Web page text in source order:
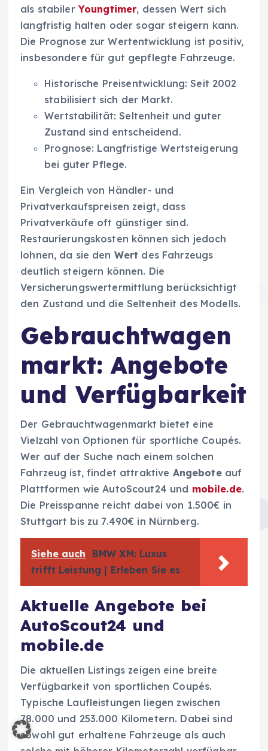
als stabilerYoungtimer, dessen Wert sich
langfristig halten oder sogar steigern kann.
Die Prognose zur Wertentwicklung ist positiv,
insbesondere für gut gepflegte Fahrzeuge.
Historische Preisentwicklung: Seit 2002
stabilisiert sich der Markt.
Wertstabilität: Seltenheit und guter
Zustand sind entscheidend.
Prognose: Langfristige Wertsteigerung
bei guter Pflege.
Ein Vergleich von Händler- und
Privatverkaufspreisen zeigt, dass
Privatverkäufe oft günstiger sind.
Restaurierungskosten können sich jedoch
lohnen, da sie den Wert des Fahrzeugs
deutlich steigern können. Die
Versicherungswertermittlung berücksichtigt
den Zustand und die Seltenheit des Modells.
Gebrauchtwagen
markt: Angebote
und Verfügbarkeit
Der Gebrauchtwagenmarkt bietet eine
Vielzahl von Optionen für sportliche Coupés.
Wer auf der Suche nach einem solchen
Fahrzeug ist, findet attraktive Angeboteauf
Plattformen wie AutoScout24 und mobile.de.
Die Preisspanne reicht dabei von 1.500€ in
Stuttgart bis zu 7.490€ in Nürnberg.
Siehe auch
BMW XM: Luxus
trifft Leistung | Erleben Sie es
Aktuelle Angebote bei
AutoScout24 und
mobile.de
Die aktuellen Listings zeigen eine breite
Verfügbarkeit von sportlichen Coupés.
Typische Laufleistungen liegen zwischen
78.000 und 253.000 Kilometern. Dabei sind
sowohl gut erhaltene Fahrzeuge als auch